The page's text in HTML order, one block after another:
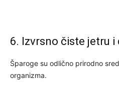
6. Izvrsno čiste jetru
Šparoge su odlično prirodno
organizma.